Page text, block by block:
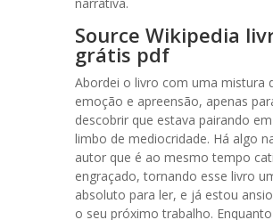
Source Wikipedia
grátis pdf
Abordei o livro com uma mistura
emoção e apreensão, apenas
descobrir que estava pairando
limbo de mediocridade. Há algo
autor que é ao mesmo tempo
engraçado, tornando esse livro
absoluto para ler, e já estou
o seu próximo trabalho.